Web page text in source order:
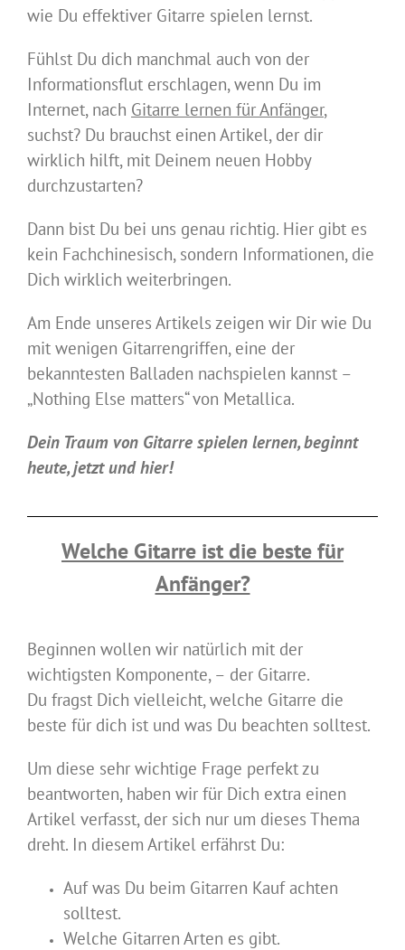
wie Du effektiver Gitarre spielen lernst.
Fühlst Du dich manchmal auch von der
Informationsflut erschlagen, wenn Du im
Internet, nach Gitarre lernen für Anfänger,
suchst? Du brauchst einen Artikel, der dir
wirklich hilft, mit Deinem neuen Hobby
durchzustarten?
Dann bist Du bei uns genau richtig. Hier gibt es
kein Fachchinesisch, sondern Informationen, die
Dich wirklich weiterbringen.
Am Ende unseres Artikels zeigen wir Dir wie Du
mit wenigen Gitarrengriffen, eine der
bekanntesten Balladen nachspielen kannst –
„Nothing Else matters“ von Metallica.
Dein Traum von Gitarre spielen lernen, beginnt
heute, jetzt und hier!
Welche Gitarre ist die beste für
Anfänger?
Beginnen wollen wir natürlich mit der
wichtigsten Komponente, – der Gitarre.
Du fragst Dich vielleicht, welche Gitarre die
beste für dich ist und was Du beachten solltest.
Um diese sehr wichtige Frage perfekt zu
beantworten, haben wir für Dich extra einen
Artikel verfasst, der sich nur um dieses Thema
dreht. In diesem Artikel erfährst Du:
Auf was Du beim Gitarren Kauf achten
solltest.
Welche Gitarren Arten es gibt.